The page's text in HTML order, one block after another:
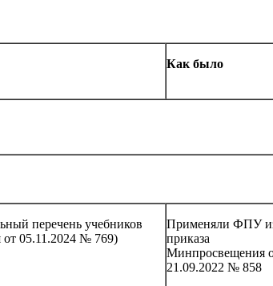
Как было
перечень учебников
05.11.2024 № 769)
Применяли ФПУ
приказа
Минпросвещения
21.09.2022 № 858